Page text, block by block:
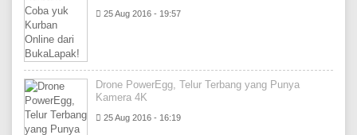
25 Aug 2016 - 19:57
Drone PowerEgg, Telur Terbang yang Punya
Kamera 4K
25 Aug 2016 - 16:19